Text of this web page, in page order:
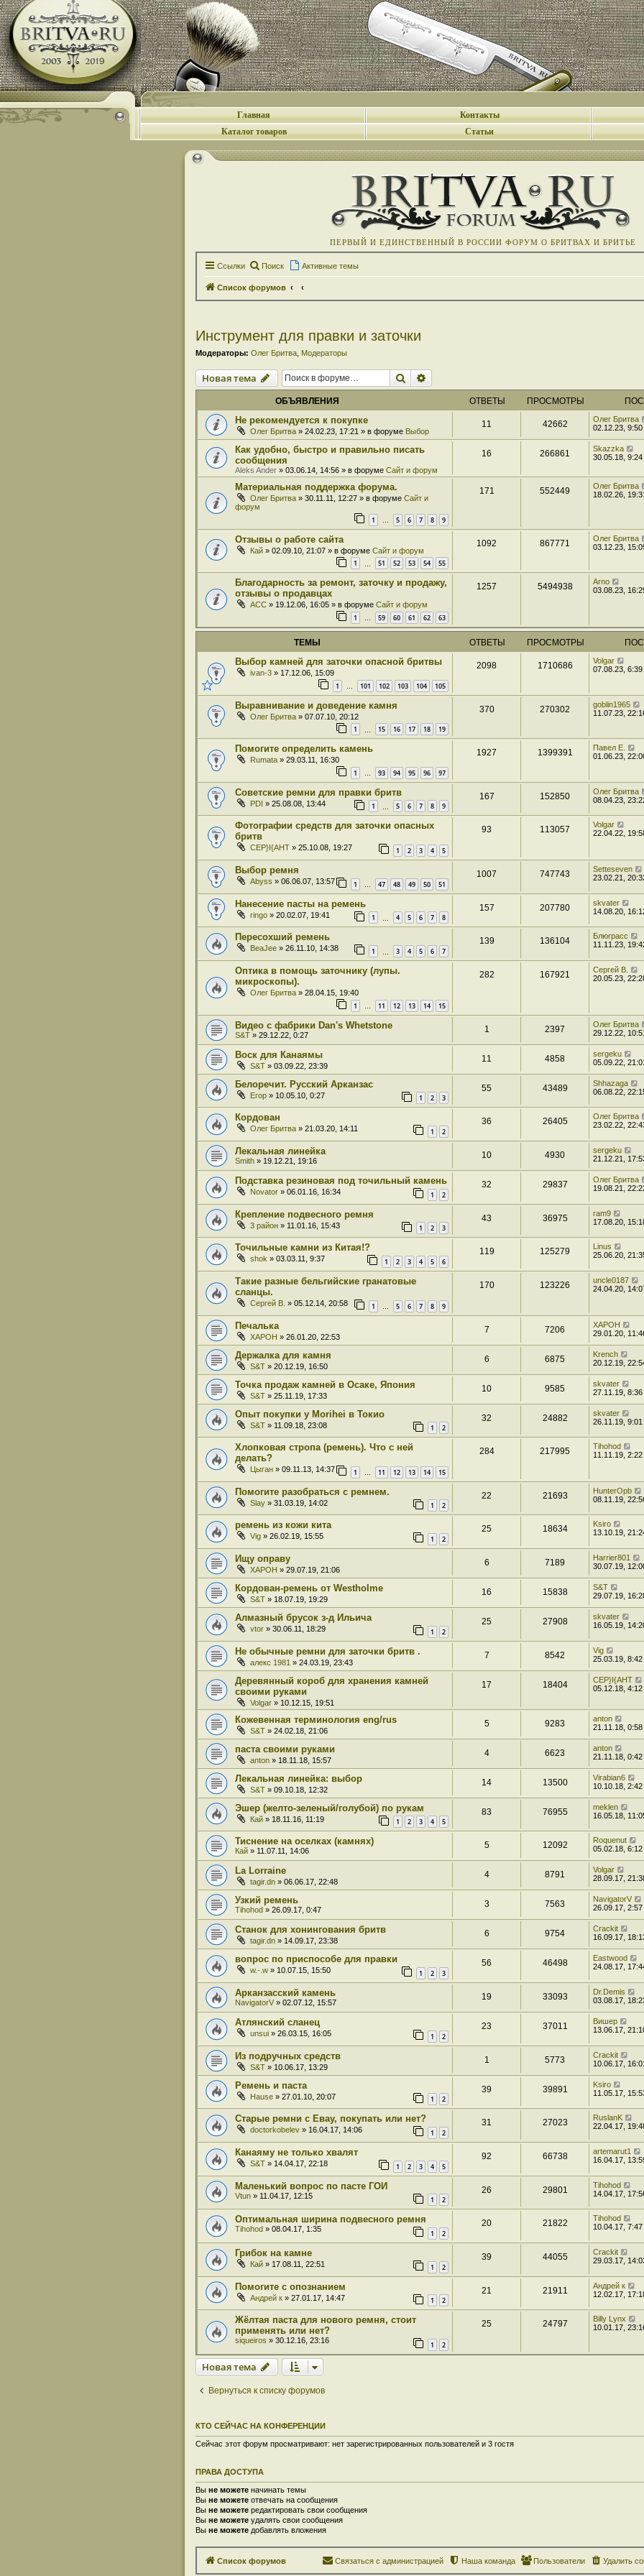
Главная Контакты
Каталог товаров
Статьи
ПЕРВЫЙ И ЕДИНСТВЕННЫЙ В РОССИИ ФОРУМ О БРИТВАХ И БРИТЬЕ
Ссылки Поиск Активные темы
Список форумов
Инструмент для правки и заточки
Модераторы: Олег Бритва Модераторы
Новая тема Поиск
ОБЪЯВЛЕНИЯ ОТВЕТЫ ПРОСМОТРЫ
Не рекомендуется к покупке
Олег Бритва » 24.02.23, 17:21 » в форуме Выбор
11 42662
Олег Бритва
02.12.23, 9:50
Как удобно, быстро и правильно писать
сообщения
Aleks Ander » 03.06.14, 14:56 » в форуме Сайт и форум
16 266861
Skazzka
30.05.18, 9:24
Материальная поддержка форума.
Олег Бритва » 30.11.11, 12:27 » в форуме Сайт и
форум
1 … 5 6 7 8 9
171 552449
Олег Бритва
18.02.26,
Отзывы о работе сайта
Кай » 02.09.10, 21:07 » в форуме Сайт и форум
1 51 52 53 54 55
1092 867771
Олег Бритва
03.12.23,
Благодарность за ремонт, заточку и продажу,
отзывы о продавцах
ACC » 19.12.06, 16:05 » в форуме Сайт и форум
1 … 59 60 61 62 63
1257 5494938
Arno
03.08.23,
ТЕМЫ ОТВЕТЫ ПРОСМОТРЫ
Выбор камней для заточки опасной бритвы
ivan-3 » 17.12.06, 15:09
1 … 101 102 103 104 105
2098 1710686
Volgar
07.08.23, 6:39
Выравнивание и доведение камня
Олег Бритва » 07.07.10, 20:12
1 15 16 17 18 19
370 270302
goblin1965
11.07.23,
Помогите определить камень
Rumata » 29.03.11, 16:30
1 … 93 94 95 96 97
1927 1399391
Павел Е.
01.06.23,
Советские ремни для правки бритв
PDI » 25.08.08, 13:44 1 5 6 7 8 9
167 152850
Олег Бритва
08.04.23,
Фотографии средств для заточки опасных
бритв
CEP}I{AHT » 25.10.08, 19:27 1 2 3 4 5
93 113057
Volgar
22.04.22,
Выбор ремня
Abyss » 06.06.07, 13:57 1 … 47 48 49 50 51
1007 747743
Setteseven
23.02.21,
Нанесение пасты на ремень
ringo » 20.02.07, 19:41 1 4 5 6 7 8
157 207780
skvater
14.08.20,
Пересохший ремень
BeaJee » 26.11.10, 14:38 1 3 4 5 6 7
139 136104
Блюграсс
11.11.23,
Оптика в помощь заточнику (лупы.
микроскопы).
Олег Бритва » 28.04.15, 19:40
1 … 11 12 13 14 15
282 167921
Сергей В.
20.05.23,
Видео с фабрики Dan's Whetstone
S&T » 29.12.22, 0:27
1 2397
Олег Бритва
29.12.22,
Воск для Канаямы
S&T » 03.09.22, 23:39
11 4858
sergeku
05.09.22,
Белоречит. Русский Арканзас
Егор » 10.05.10, 0:27 1 2 3
55 43489
Shhazaga
06.08.22,
Кордован
Олег Бритва » 21.03.20, 14:11 1 2
36 26405
Олег Бритва
23.02.22,
Лекальная линейка
Smith » 19.12.21, 19:16
10 4930
sergeku
21.12.21,
Подставка резиновая под точильный камень
Novator » 06.01.16, 16:34 1 2
32 29837
Олег Бритва
19.08.21,
Крепление подвесного ремня
3 район » 11.01.16, 15:43 1 2 3
43 36975
ram9
17.08.20,
Точильные камни из Китая!?
shok » 03.03.11, 9:37 1 2 3 4 5 6
119 125279
Linus
25.06.20,
Такие разные бельгийские гранатовые
сланцы.
Сергей В. » 05.12.14, 20:58 1 5 6 7 8 9
170 123226
uncle0187
24.04.20,
Печалька
XAPOH » 26.01.20, 22:53
7 7206
XAPOH
29.01.20,
Держалка для камня
S&T » 20.12.19, 16:50
6 6875
Krench
20.12.19,
Точка продаж камней в Осаке, Япония
S&T » 25.11.19, 17:33
10 9585
skvater
27.11.19, 8:36
Опыт покупки у Morihei в Токио
S&T » 11.09.18, 23:08 1 2
32 24882
skvater
26.11.19, 9:01
Хлопковая стропа (ремень). Что с ней
делать?
Цыган » 09.11.13, 14:37 1 … 11 12 13 14 15
284 217995
Tihohod
11.11.19, 2:22
Помогите разобраться с ремнем.
Slay » 31.03.19, 14:02 1 2
22 21693
HunterOpb
08.11.19,
ремень из кожи кита
Vig » 26.02.19, 15:55 1 2
25 18634
Ksiro
13.10.19,
Ищу оправу
XAPOH » 29.07.19, 21:06
6 7189
Harrier801
30.07.19,
Кордован-ремень от Westholme
S&T » 18.07.19, 19:29
16 15838
S&T
29.07.19,
Алмазный брусок з-д Ильича
vtor » 30.06.11, 18:29 1 2
25 27908
skvater
16.05.19,
Не обычные ремни для заточки бритв .
алекс 1981 » 24.03.19, 23:43
7 8542
Vig
25.03.19, 8:42
Деревянный короб для хранения камней
своими руками
Volgar » 10.12.15, 19:51
17 18404
CEP}I{AHT
05.12.18, 4:12
Кожевенная терминология eng/rus
S&T » 24.02.18, 21:06
5 9283
anton
21.11.18, 0:58
паста своими руками
anton » 18.11.18, 15:57
4 6623
anton
21.11.18, 0:42
Лекальная линейка: выбор
S&T » 09.10.18, 12:32
14 13500
Virabian6
10.10.18, 2:42
Эшер (желто-зеленый/голубой) по рукам
Кай » 18.11.16, 11:19 1 2 3 4 5
83 76955
meklen
16.05.18,
Тиснение на оселках (камнях)
Кай » 11.07.11, 14:06
5 12092
Roquenut
05.02.18, 6:12
La Lorraine
tagir.dn » 06.06.17, 22:48
4 8791
Volgar
28.09.17,
Узкий ремень
Tihohod » 26.09.17, 0:47
3 7563
NavigatorV
26.09.17, 2:57
Станок для хонингования бритв
tagir.dn » 14.09.17, 23:38
6 9754
Crackit
16.09.17,
вопрос по приспособе для правки
w.-.w » 10.07.15, 15:50 1 2 3
56 46498
Eastwood
24.08.17,
Арканзасский камень
NavigatorV » 02.07.12, 15:57
19 33093
Dr.Demis
03.08.17,
Атлянский сланец
unsui » 26.03.15, 16:05 1 2
23 37011
Вишер
13.06.17,
Из подручных средств
S&T » 10.06.17, 13:29
1 5773
Crackit
10.06.17,
Ремень и паста
Hause » 27.01.10, 20:07 1 2
39 39891
Ksiro
11.05.17,
Старые ремни с Евау, покупать или нет?
doctorkobelev » 16.04.17, 14:06 1 2
31 27023
RuslanK
22.04.17,
Канаяму не только хвалят
S&T » 14.04.17, 22:18 1 2 3 4 5
92 66738
artemarut1
16.04.17,
Маленький вопрос по пасте ГОИ
Vtun » 11.04.17, 12:15 1 2
26 29801
Tihohod
14.04.17,
Оптимальная ширина подвесного ремня
Tihohod » 08.04.17, 1:35 1 2
20 21822
Tihohod
10.04.17, 7:47
Грибок на камне
Кай » 17.08.11, 22:51 1 2
39 44055
Crackit
29.03.17,
Помогите с опознанием
Андрей к » 27.01.17, 14:47 1 2
21 21911
Андрей к
12.02.17,
Жёлтая паста для нового ремня, стоит
применять или нет?
siqueiros » 30.12.16, 23:16 1 2
25 24797
Billy Lynx
10.01.17,
Новая тема
Вернуться к списку форумов
КТО СЕЙЧАС НА КОНФЕРЕНЦИИ
Сейчас этот форум просматривают: нет зарегистрированных пользователей и 3 гостя
ПРАВА ДОСТУПА
Вы не можете начинать темы
Вы не можете отвечать на сообщения
Вы не можете редактировать свои сообщения
Вы не можете удалять свои сообщения
Вы не можете добавлять вложения
Список форумов Удалить
Пользователи
Наша команда
Связаться с администрацией